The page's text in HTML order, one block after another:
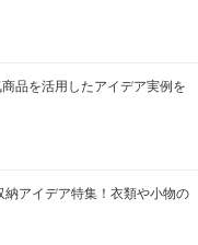
品を活用したアイデア実例を
アイデア特集！衣類や小物の